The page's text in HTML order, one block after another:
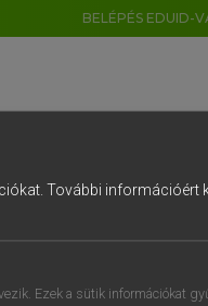
BELÉPÉS EDUID-
További információért
Ezek a sütik információkat
7 8 9
z u i